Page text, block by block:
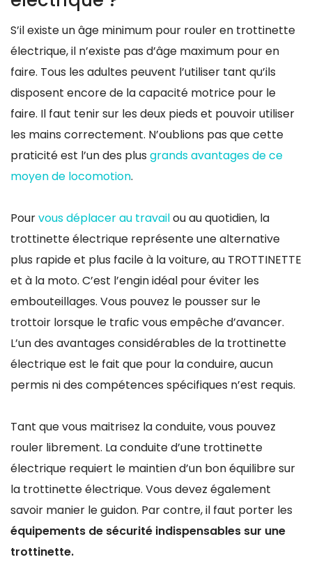
S’il existe un âge minimum pour rouler en trottinette
électrique, il n’existe pas d’âge maximum pour en
faire. Tous les adultes peuvent l’utiliser tant qu’ils
disposent encore de la capacité motrice pour le
faire. Il faut tenir sur les deux pieds et pouvoir utiliser
les mains correctement. N’oublions pas que cette
praticité est l’un des plus grands avantages de ce
moyen de locomotion.
Pourvous déplacer au travailou au quotidien, la
trottinette électrique représente une alternative
plus rapide et plus facile à la voiture, au TROTTINETTE
et à la moto. C’est l’engin idéal pour éviter les
embouteillages. Vous pouvez le pousser sur le
trottoir lorsque le trafic vous empêche d’avancer.
L’un des avantages considérables de la trottinette
électrique est le fait que pour la conduire, aucun
permis ni des compétences spécifiques n’est requis.
Tant que vous maitrisez la conduite, vous pouvez
rouler librement. La conduite d’une trottinette
électrique requiert le maintien d’un bon équilibre sur
la trottinette électrique. Vous devez également
savoir manier le guidon. Par contre, il faut porter les
équipements de sécurité indispensables sur une
trottinette.